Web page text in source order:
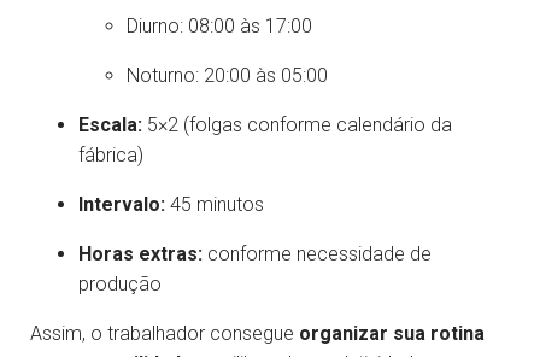
Diurno: 08:00 às 17:00
Noturno: 20:00 às 05:00
Escala: 5×2 (folgas conforme calendário da
fábrica)
Intervalo: 45 minutos
Horas extras: conforme necessidade de
produção
Assim, o trabalhador consegue organizar sua rotina